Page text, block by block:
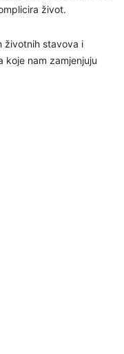
život.
životnih stavova i
koje nam zamjenjuju